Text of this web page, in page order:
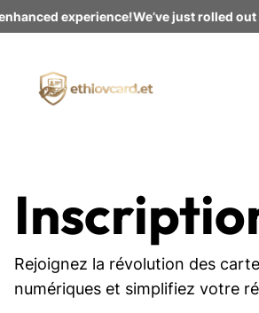
experience!We’ve just rolled out
Rejoignez la révolution des
numériques et simplifiez votre